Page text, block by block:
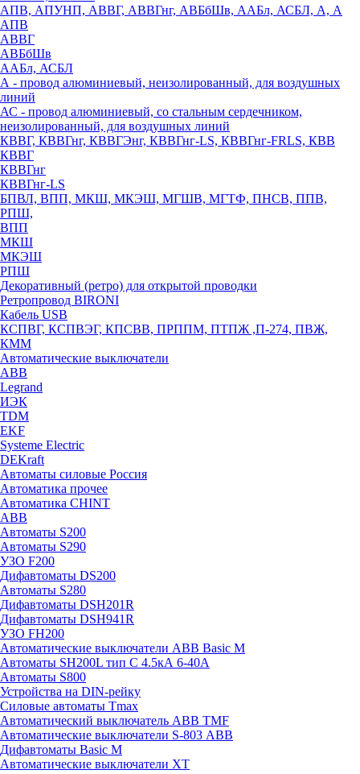
АПВ, АПУНП, АВВГ, АВВГнг, АВБбШв, ААБл, АСБЛ, А, А
АПВ
АВВГ
АВБбШв
ААБл, АСБЛ
А - провод алюминиевый, неизолированный, для воздушных
линий
АС - провод алюминиевый, со стальным сердечником,
неизолированный, для воздушных линий
КВВГ, КВВГнг, КВВГЭнг, КВВГнг-LS, КВВГнг-FRLS, КВВ
КВВГ
КВВГнг
КВВГнг-LS
БПВЛ, ВПП, МКШ, МКЭШ, МГШВ, МГТФ, ПНСВ, ППВ,
РПШ,
ВПП
МКШ
МКЭШ
РПШ
Декоративный (ретро) для открытой проводки
Ретропровод BIRONI
Кабель USB
КСПВГ, КСПВЭГ, КПСВВ, ПРППМ, ПТПЖ ,П-274, ПВЖ,
КММ
Автоматические выключатели
ABB
Legrand
ИЭК
TDM
EKF
Systeme Electric
DEKraft
Автоматы силовые Россия
Автоматика прочее
Автоматика CHINT
ABB
Автоматы S200
Автоматы S290
УЗО F200
Дифавтоматы DS200
Автоматы S280
Дифавтоматы DSH201R
Дифавтоматы DSH941R
УЗО FH200
Автоматические выключатели ABB Basic M
Автоматы SH200L тип С 4.5кА 6-40А
Автоматы S800
Устройства на DIN-рейку
Силовые автоматы Tmax
Автоматический выключатель ABB TMF
Автоматические выключатели S-803 АВВ
Дифавтоматы Basic M
Автоматические выключатели XT